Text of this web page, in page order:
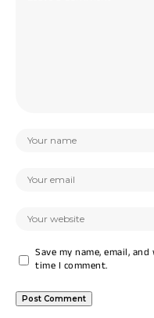
Save my name, email,
time I comment.